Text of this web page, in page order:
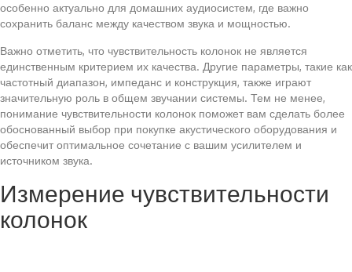
особенно актуально для домашних аудиосистем, где важно
сохранить баланс между качеством звука и мощностью.
Важно отметить, что чувствительность колонок не является
единственным критерием их качества. Другие параметры, такие как
частотный диапазон, импеданс и конструкция, также играют
значительную роль в общем звучании системы. Тем не менее,
понимание чувствительности колонок поможет вам сделать более
обоснованный выбор при покупке акустического оборудования и
обеспечит оптимальное сочетание с вашим усилителем и
источником звука.
Измерение чувствительности
колонок